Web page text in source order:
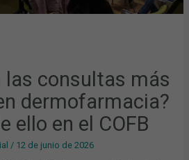
las consultas más
dermofarmacia?
ello en el COFB
/ 12 de junio de 2026